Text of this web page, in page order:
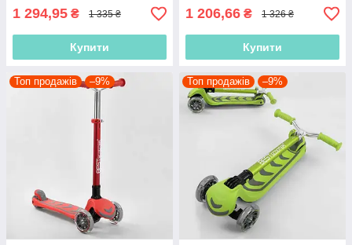
1 294,95 ₴ 1 335 ₴
Купити
1 206,66 ₴ 1 326 ₴
Купити
Топ продажів –9% Топ продажів –9%